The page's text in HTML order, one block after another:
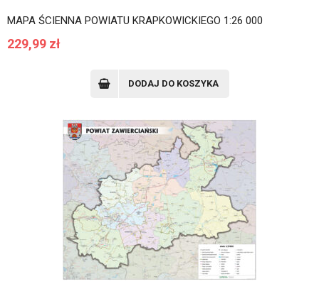
MAPA ŚCIENNA POWIATU KRAPKOWICKIEGO 1:26 000
229,99 zł
DODAJ DO KOSZYKA